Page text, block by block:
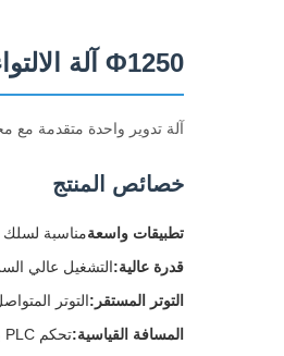
Φ1250 آلة الالتواء المفردة من نوع الكانتيليفر (محرك مستقل)
آلة تدوير واحدة متقدمة مع
خصائص المنتج
تطبيقات واسعةمناسبة لسلك
قدرة عالية:التشغيل عالي
التوتر المستقر:التوتر
المسافة القياسية:تحكم PLC بشاشة لمسة لتحديد مسافة التشنج والتسارع والتباطؤ والعمل المستقر